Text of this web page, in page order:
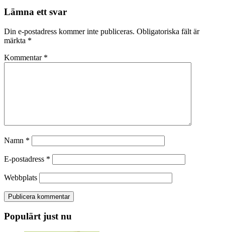
Lämna ett svar
Din e-postadress kommer inte publiceras. Obligatoriska fält är
märkta *
Kommentar *
Namn *
E-postadress *
Webbplats
Populärt just nu